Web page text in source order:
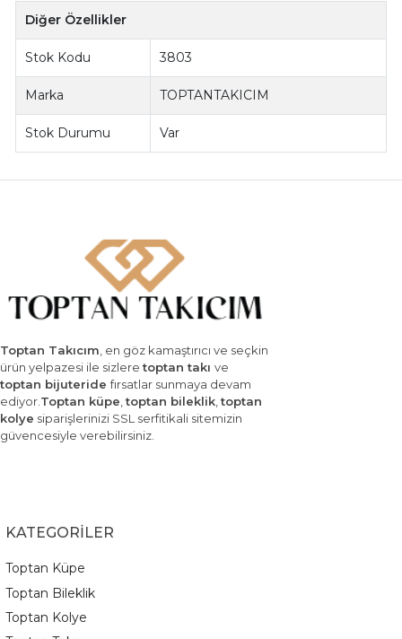
Diğer Özellikler
Stok Kodu 3803
Marka TOPTANTAKICIM
Stok Durumu Var
Toptan Takıcım, en göz kamaştırıcı ve seçkin
ürün yelpazesi ile sizleretoptan takı ve
toptan bijuteridefırsatlar sunmaya devam
ediyor.Toptan küpe,toptan bileklik,toptan
kolye siparişlerinizi SSL serfitikali sitemizin
güvencesiyle verebilirsiniz.
KATEGORİLER
Toptan Küpe
Toptan Bileklik
Toptan Kolye